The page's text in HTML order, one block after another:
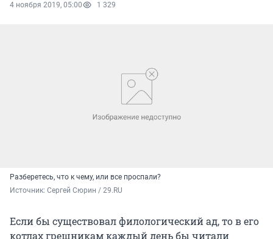
4 ноября 2019, 05:00 1 329
Разберетесь, что к чему, или все проспали?
Источник: Сергей Сюрин / 29.RU
Если бы существовал филологический ад, то в его
котлах грешникам каждый день бы читали